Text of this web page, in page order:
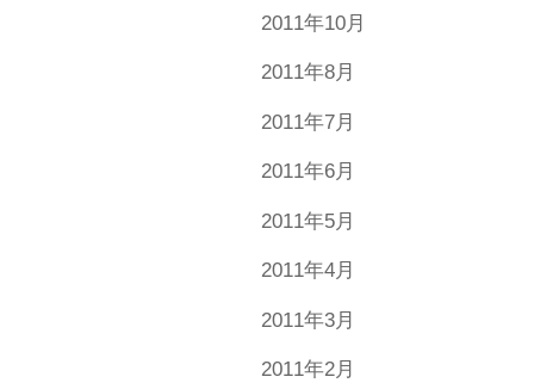
2011年10月
2011年8月
2011年7月
2011年6月
2011年5月
2011年4月
2011年3月
2011年2月